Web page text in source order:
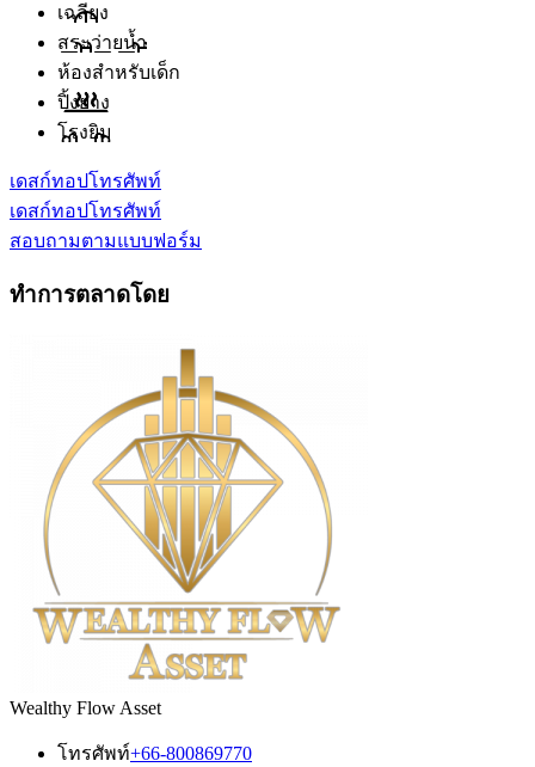
เฉลียง
สระว่ายน้ำ
ห้องสำหรับเด็ก
ปิ้งย่าง
โรงยิม
เดสก์ทอปโทรศัพท์
เดสก์ทอปโทรศัพท์
สอบถามตามแบบฟอร์ม
ทำการตลาดโดย
Wealthy Flow Asset
โทรศัพท์+66-800869770